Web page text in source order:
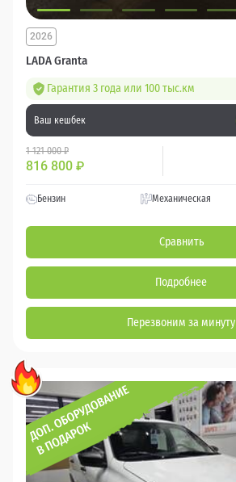
LADA Granta
2026
Гарантия 3 года или 100 тыс.км
Ваш кешбек
1 121 000 ₽
816 800 ₽
Бензин Механическая
Сравнить
Подробнее
Перезвоним за минуту